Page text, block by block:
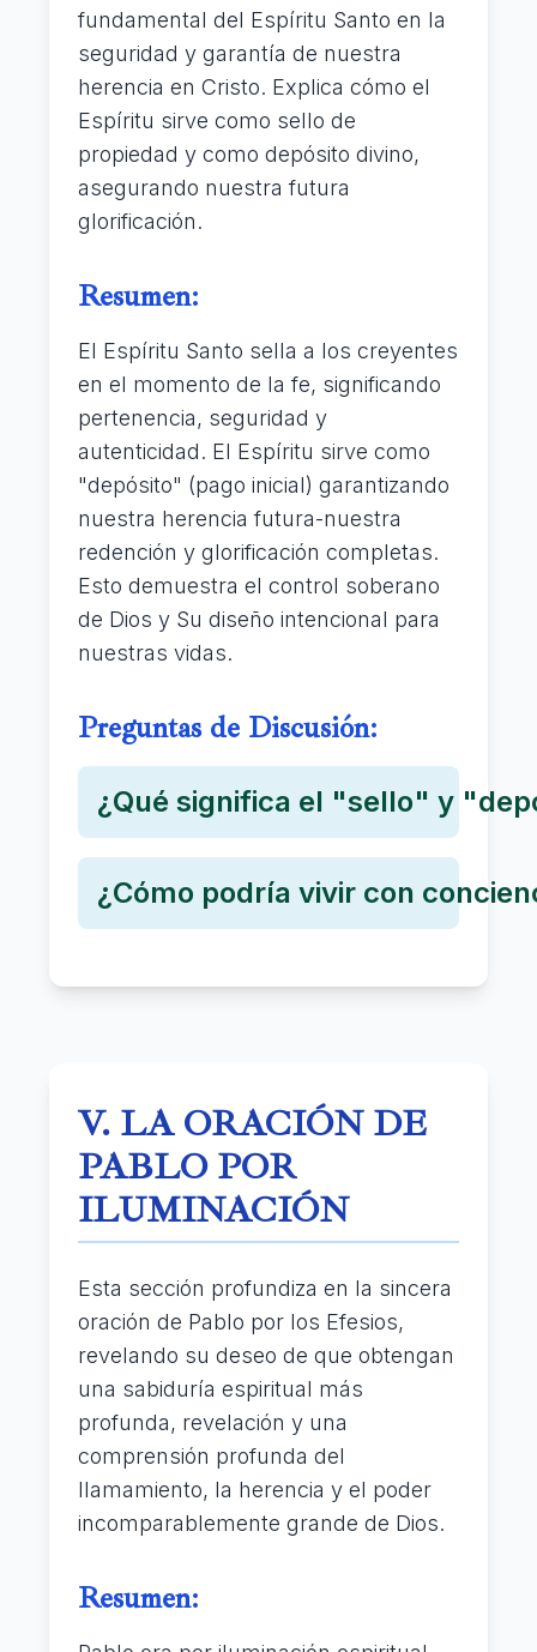
fundamental del Espíritu Santo en la
seguridad y garantía de nuestra
herencia en Cristo. Explica cómo el
Espíritu sirve como sello de
propiedad y como depósito divino,
asegurando nuestra futura
glorificación.
Resumen:
El Espíritu Santo sella a los creyentes
en el momento de la fe, significando
pertenencia, seguridad y
autenticidad. El Espíritu sirve como
"depósito" (pago inicial) garantizando
nuestra herencia futura-nuestra
redención y glorificación completas.
Esto demuestra el control soberano
de Dios y Su diseño intencional para
nuestras vidas.
Preguntas de Discusión:
¿Qué significa el "sello" y
¿Cómo podría vivir con
V. LA ORACIÓN DE
PABLO POR
ILUMINACIÓN
Esta sección profundiza en la sincera
oración de Pablo por los Efesios,
revelando su deseo de que obtengan
una sabiduría espiritual más
profunda, revelación y una
comprensión profunda del
llamamiento, la herencia y el poder
incomparablemente grande de Dios.
Resumen: